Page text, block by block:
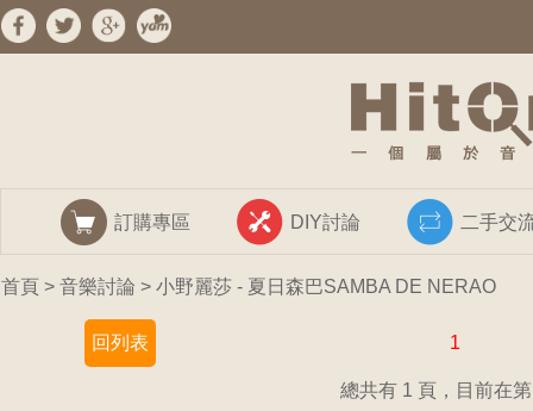
訂購專區 DIY討論 二手交
首頁 > 音樂討論 > 小野麗莎 - 夏日森巴SAMBA DE NERAO
回列表 1
總共有 1 頁，目前在